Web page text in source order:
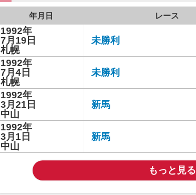
年月日 レース
1992年
7月19日
札幌
未勝利
1992年
7月4日
札幌
未勝利
1992年
3月21日
中山
新馬
1992年
3月1日
中山
新馬
もっと見る